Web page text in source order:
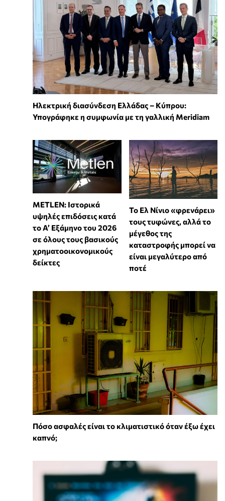
Ηλεκτρική διασύνδεση Ελλάδας – Κύπρου:
Υπογράφηκε η συμφωνία με τη γαλλική Meridiam
METLEN: Ιστορικά
υψηλές επιδόσεις κατά
το Α’ Εξάμηνο του 2026
σε όλους τους βασικούς
χρηματοοικονομικούς
δείκτες
Το Ελ Νίνιο «φρενάρει»
τους τυφώνες, αλλά το
μέγεθος της
καταστροφής μπορεί να
είναι μεγαλύτερο από
ποτέ
Πόσο ασφαλές είναι το κλιματιστικό όταν έξω έχει
καπνό;